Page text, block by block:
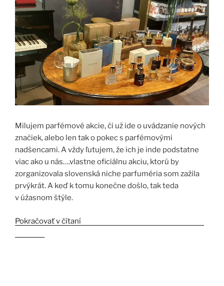
Milujem parfémové akcie, či už ide o uvádzanie nových
značiek, alebo len tak o pokec s parfémovými
nadšencami. A vždy ľutujem, že ich je inde podstatne
viac ako u nás….vlastne oficiálnu akciu, ktorú by
zorganizovala slovenská niche parfuméria som zažila
prvýkrát. A keď k tomu konečne došlo, tak teda
v úžasnom štýle.
Pokračovať v čítaní